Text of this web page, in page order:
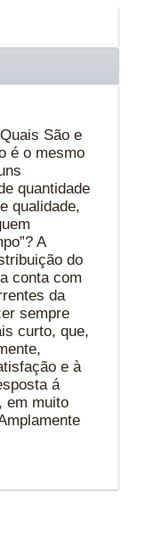
São e
é o mesmo
quantidade
qualidade,
A
do
conta com
da
sempre
curto, que,
e à
á
em muito